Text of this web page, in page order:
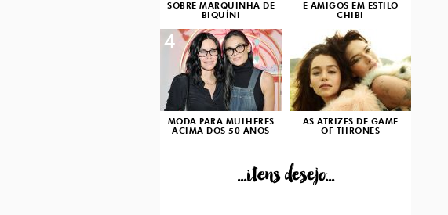
SOBRE MARQUINHA DE
BIQUÍNI
E AMIGOS EM ESTILO
CHIBI
MODA PARA MULHERES
ACIMA DOS 50 ANOS
4
AS ATRIZES DE GAME
OF THRONES
...itens desejo...